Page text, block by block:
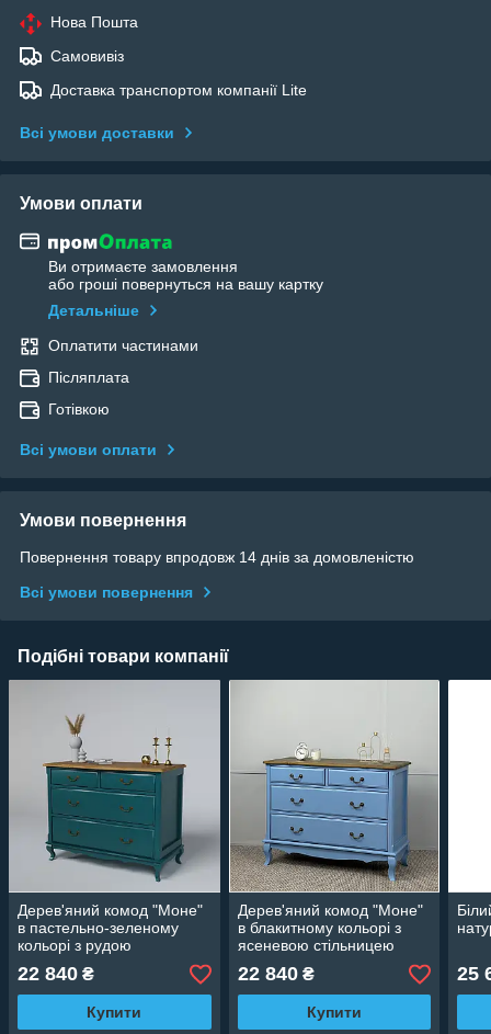
Нова Пошта
Самовивіз
Доставка транспортом компанії Lite
Всі умови доставки
Умови оплати
Ви отримаєте замовлення
або гроші повернуться на вашу картку
Детальніше
Оплатити частинами
Післяплата
Готівкою
Всі умови оплати
Умови повернення
Повернення товару впродовж 14 днів за домовленістю
Всі умови повернення
Подібні товари компанії
Дерев'яний комод "Моне"
в пастельно-зеленому
кольорі з рудою
22 840 ₴
Купити
Дерев'яний комод "Моне"
в блакитному кольорі з
ясеневою стільницею
22 840₴
Купити
25